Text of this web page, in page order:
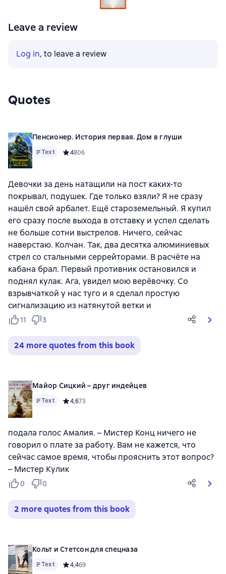
Leave a review
Log in, to leave a review
Quotes
Пенсионер. История первая. Дом в глуши
Text Средний рейтинг 4 на основе 806 оценок
4806
Девочки за день натащили на пост каких-то
покрывал, подушек. Где только взяли? Я не сразу
нашёл свой арбалет. Ещё староземельный. Я купил
его сразу после выхода в отставку и успел сделать
не больше сотни выстрелов. Ничего, сейчас
наверстаю. Колчан. Так, два десятка алюминиевых
стрел со стальными серрейторами. В расчёте на
кабана брал. Первый противник остановился и
поднял кулак. Ага, увидел мою верёвочку. Со
взрывчаткой у нас туго и я сделал простую
сигнализацию из натянутой ветки и
11 3
24 more quotes from this book
Майор Сицкий – друг индейцев
Text Средний рейтинг 4,6 на основе 73 оценок
4,673
подала голос Амалия. – Мистер Конц ничего не
говорил о плате за работу. Вам не кажется, что
сейчас самое время, чтобы прояснить этот вопрос?
– Мистер Кулик
0 0
2 more quotes from this book
Кольт и Стетсон для спецназа
Text Средний рейтинг 4,4 на основе 69 оценок
4,469